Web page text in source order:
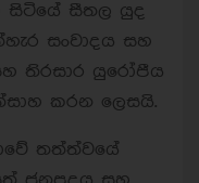
සිටියේ සීතල යුද
සංවාදය සහ
තිරසාර යුරෝපීය
කරන ලෙසයි.
තත්ත්වයේ